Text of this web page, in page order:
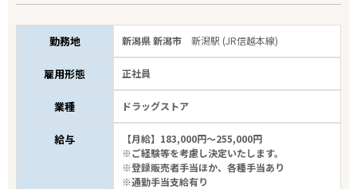
勤務地 新潟県 新潟市新潟駅 (JR信越本線)
雇用形態 正社員
業種 ドラッグストア
給与
【月給】183,000円～255,000円
※ご経験等を考慮し決定いたします。
※登録販売者手当ほか、各種手当あり
※通勤手当支給有り